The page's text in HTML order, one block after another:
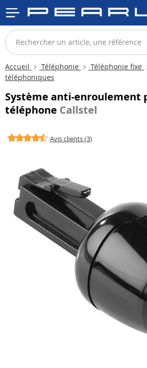
Accueil Téléphonie Téléphonie fixe
téléphoniques
Système anti-enroulement
téléphone Callstel
Avis clients (3)